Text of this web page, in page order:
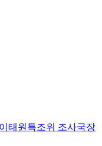
태원특조위 조사국장